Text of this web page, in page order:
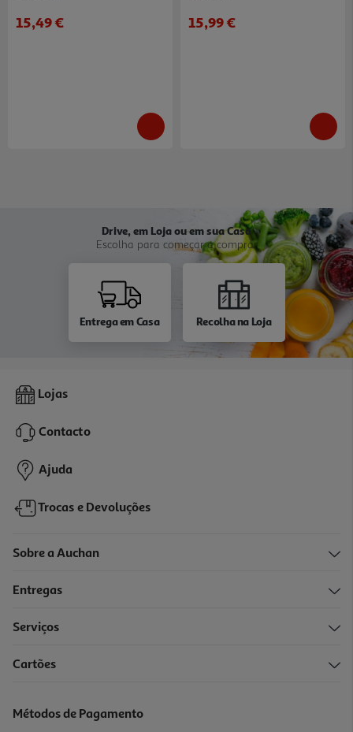
15,49 € 15,99 €
Drive, em Loja ou em sua Casa
Escolha para começar a comprar
Entrega em Casa Recolha na Loja
Lojas
Contacto
Ajuda
Trocas e Devoluções
Sobre a Auchan
Entregas
Serviços
Cartões
Métodos de Pagamento